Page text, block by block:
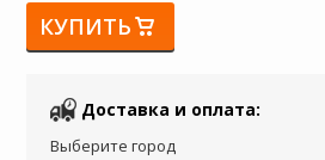
КУПИТЬ
Доставка и оплата:
Выберите город